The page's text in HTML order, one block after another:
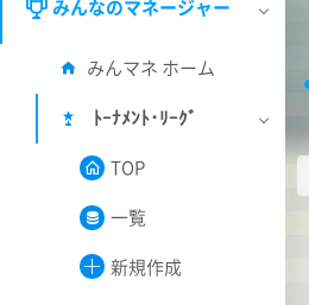
みんなのマネージャー
みんマネ ホーム
ﾄｰﾅﾒﾝﾄ･ﾘｰｸﾞ
TOP
一覧
新規作成